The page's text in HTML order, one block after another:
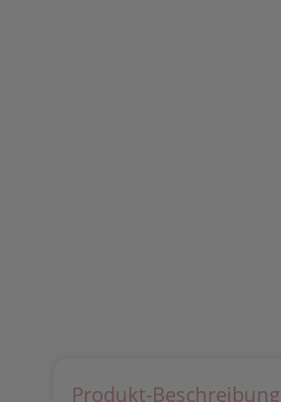
Produkt-Beschreibung